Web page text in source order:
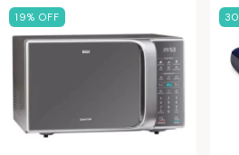
19% OFF 30